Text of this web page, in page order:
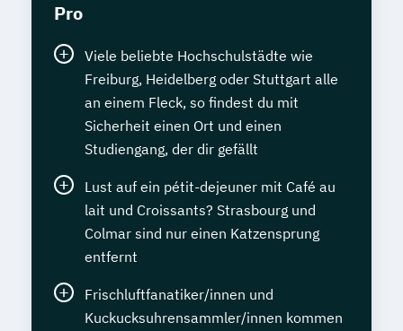
Pro
Viele beliebte Hochschulstädte wie
Freiburg, Heidelberg oder Stuttgart alle
an einem Fleck, so findest du mit
Sicherheit einen Ort und einen
Studiengang, der dir gefällt
Lust auf ein pétit-dejeuner mit Café au
lait und Croissants? Strasbourg und
Colmar sind nur einen Katzensprung
entfernt
Frischluftfanatiker/innen und
Kuckucksuhrensammler/innen kommen